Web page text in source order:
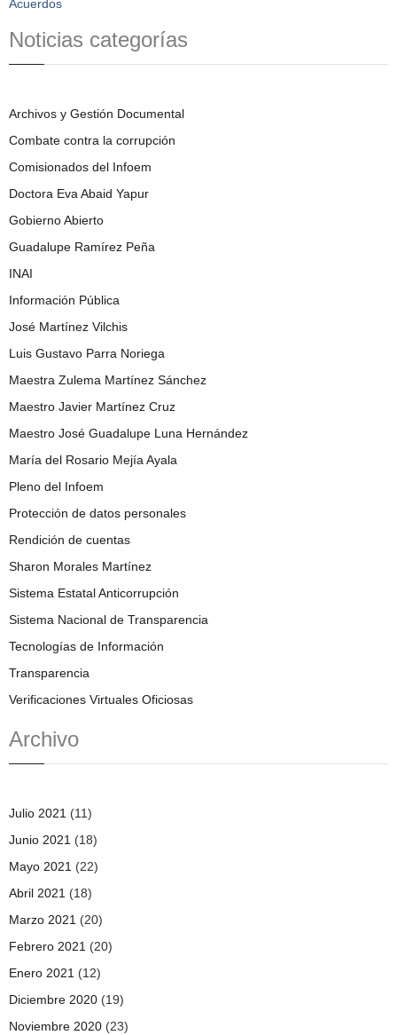
Acuerdos
Noticias categorías
Archivos y Gestión Documental
Combate contra la corrupción
Comisionados del Infoem
Doctora Eva Abaid Yapur
Gobierno Abierto
Guadalupe Ramírez Peña
INAI
Información Pública
José Martínez Vilchis
Luis Gustavo Parra Noriega
Maestra Zulema Martínez Sánchez
Maestro Javier Martínez Cruz
Maestro José Guadalupe Luna Hernández
María del Rosario Mejía Ayala
Pleno del Infoem
Protección de datos personales
Rendición de cuentas
Sharon Morales Martínez
Sistema Estatal Anticorrupción
Sistema Nacional de Transparencia
Tecnologías de Información
Transparencia
Verificaciones Virtuales Oficiosas
Archivo
Julio 2021 (11)
Junio 2021 (18)
Mayo 2021 (22)
Abril 2021 (18)
Marzo 2021 (20)
Febrero 2021 (20)
Enero 2021 (12)
Diciembre 2020 (19)
Noviembre 2020 (23)